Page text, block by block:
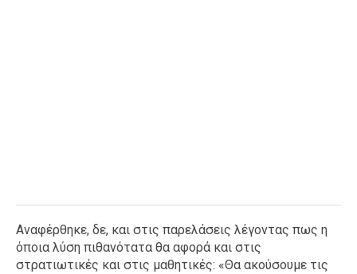
Αναφέρθηκε, δε, και στις παρελάσεις λέγοντας πως η
όποια λύση πιθανότατα θα αφορά και στις
στρατιωτικές και στις μαθητικές: «Θα ακούσουμε τις